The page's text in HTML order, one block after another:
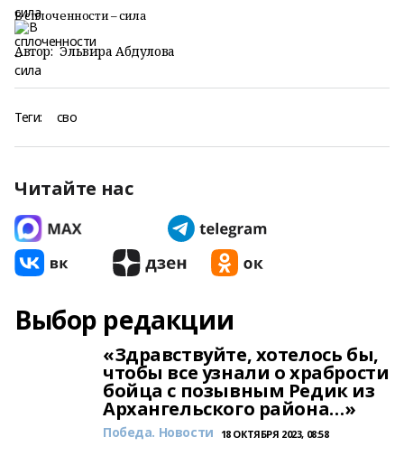
В сплоченности – сила
Автор: Эльвира Абдулова
Теги: сво
Читайте нас
Выбор редакции
«Здравствуйте, хотелось бы,
чтобы все узнали о храбрости
бойца с позывным Редик из
Архангельского района…»
Победа. Новости 18 ОКТЯБРЯ 2023, 08:58